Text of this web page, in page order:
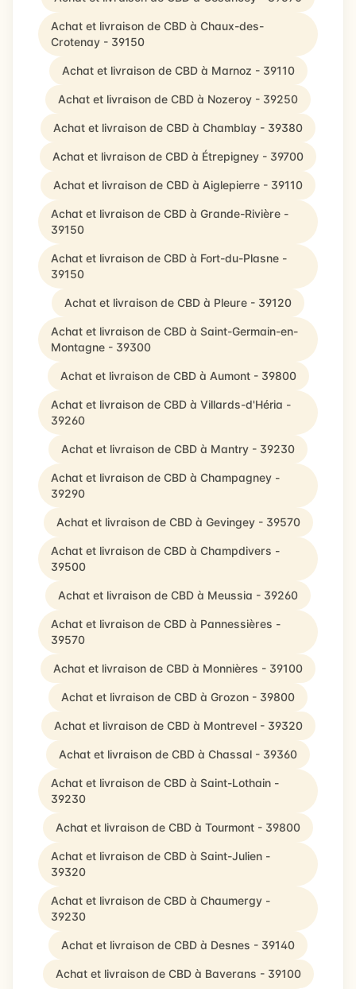
Achat et livraison de CBD à Chaux-des-
Crotenay - 39150
Achat et livraison de CBD à Marnoz - 39110
Achat et livraison de CBD à Nozeroy - 39250
Achat et livraison de CBD à Chamblay - 39380
Achat et livraison de CBD à Étrepigney - 39700
Achat et livraison de CBD à Aiglepierre - 39110
Achat et livraison de CBD à Grande-Rivière -
39150
Achat et livraison de CBD à Fort-du-Plasne -
39150
Achat et livraison de CBD à Pleure - 39120
Achat et livraison de CBD à Saint-Germain-en-
Montagne - 39300
Achat et livraison de CBD à Aumont - 39800
Achat et livraison de CBD à Villards-d'Héria -
39260
Achat et livraison de CBD à Mantry - 39230
Achat et livraison de CBD à Champagney -
39290
Achat et livraison de CBD à Gevingey - 39570
Achat et livraison de CBD à Champdivers -
39500
Achat et livraison de CBD à Meussia - 39260
Achat et livraison de CBD à Pannessières -
39570
Achat et livraison de CBD à Monnières - 39100
Achat et livraison de CBD à Grozon - 39800
Achat et livraison de CBD à Montrevel - 39320
Achat et livraison de CBD à Chassal - 39360
Achat et livraison de CBD à Saint-Lothain -
39230
Achat et livraison de CBD à Tourmont - 39800
Achat et livraison de CBD à Saint-Julien -
39320
Achat et livraison de CBD à Chaumergy -
39230
Achat et livraison de CBD à Desnes - 39140
Achat et livraison de CBD à Baverans - 39100